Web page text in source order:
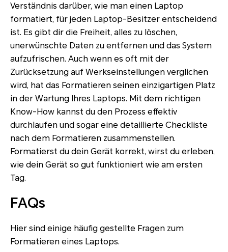
Verständnis darüber, wie man einen Laptop
formatiert, für jeden Laptop-Besitzer entscheidend
ist. Es gibt dir die Freiheit, alles zu löschen,
unerwünschte Daten zu entfernen und das System
aufzufrischen. Auch wenn es oft mit der
Zurücksetzung auf Werkseinstellungen verglichen
wird, hat das Formatieren seinen einzigartigen Platz
in der Wartung Ihres Laptops. Mit dem richtigen
Know-How kannst du den Prozess effektiv
durchlaufen und sogar eine detaillierte Checkliste
nach dem Formatieren zusammenstellen.
Formatierst du dein Gerät korrekt, wirst du erleben,
wie dein Gerät so gut funktioniert wie am ersten
Tag.
FAQs
Hier sind einige häufig gestellte Fragen zum
Formatieren eines Laptops.